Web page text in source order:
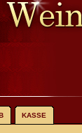
KASSE